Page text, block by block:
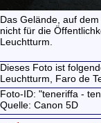
Das Gelände, auf
nicht für die
Leuchtturm.
Dieses Foto ist
Leuchtturm,
Faro de
Foto-ID: "teneriffa -
Quelle: Canon 5D